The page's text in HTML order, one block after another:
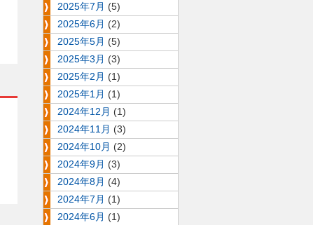
2025年7月 (5)
2025年6月 (2)
2025年5月 (5)
2025年3月 (3)
2025年2月 (1)
2025年1月 (1)
2024年12月 (1)
2024年11月 (3)
2024年10月 (2)
2024年9月 (3)
2024年8月 (4)
2024年7月 (1)
2024年6月 (1)